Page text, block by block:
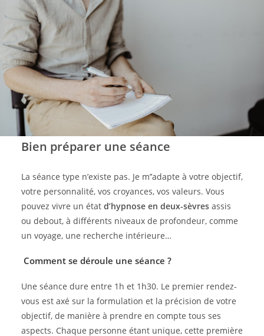
Bien préparer une séance
La séance type n’existe pas. Je m’’adapte à votre objectif,
votre personnalité, vos croyances, vos valeurs. Vous
pouvez vivre un état d’hypnose en deux-sèvresassis
ou debout, à différents niveaux de profondeur, comme
un voyage, une recherche intérieure…
Comment se déroule une séance ?
Une séance dure entre 1h et 1h30. Le premier rendez-
vous est axé sur la formulation et la précision de votre
objectif, de manière à prendre en compte tous ses
aspects. Chaque personne étant unique, cette première